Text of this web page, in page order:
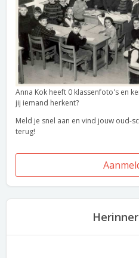
Anna Kok heeft 0 klassenfoto's en
jij iemand herkent?
Meld je snel aan en vind jouw oud-
terug!